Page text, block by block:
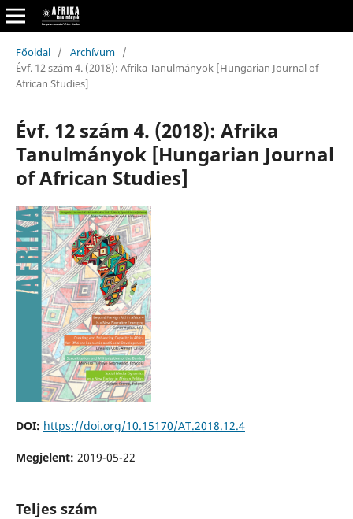
Főoldal / Archívum /
Évf. 12 szám 4. (2018): Afrika Tanulmányok [Hungarian Journal of
African Studies]
Évf. 12 szám 4. (2018): Afrika
Tanulmányok [Hungarian Journal
of African Studies]
DOI: https://doi.org/10.15170/AT.2018.12.4
Megjelent: 2019-05-22
Teljes szám